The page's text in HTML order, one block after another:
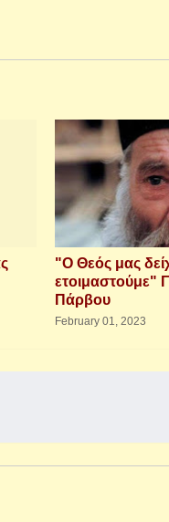
"Ο Θεός μας
ετοιμαστούμε"
Πάρβου
February 01, 2023